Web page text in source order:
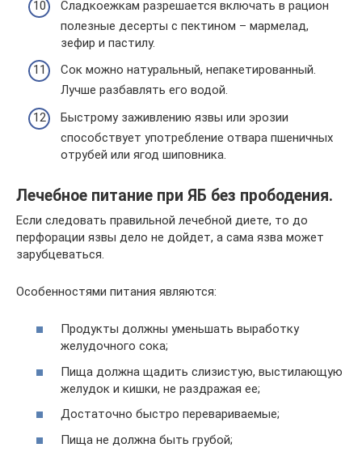
Сладкоежкам разрешается включать в рацион
полезные десерты с пектином – мармелад,
зефир и пастилу.
Сок можно натуральный, непакетированный.
Лучше разбавлять его водой.
Быстрому заживлению язвы или эрозии
способствует употребление отвара пшеничных
отрубей или ягод шиповника.
Лечебное питание при ЯБ без прободения.
Если следовать правильной лечебной диете, то до
перфорации язвы дело не дойдет, а сама язва может
зарубцеваться.
Особенностями питания являются:
Продукты должны уменьшать выработку
желудочного сока;
Пища должна щадить слизистую, выстилающую
желудок и кишки, не раздражая ее;
Достаточно быстро перевариваемые;
Пища не должна быть грубой;